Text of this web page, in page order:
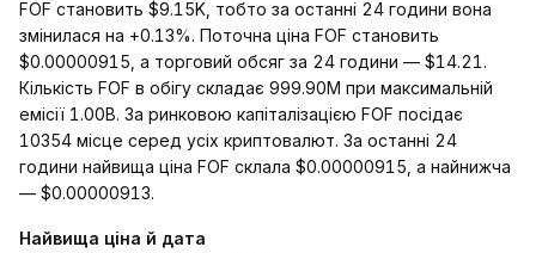
FOF становить $9.15K, тобто за останні 24 години вона
змінилася на +0.13%. Поточна ціна FOF становить
$0.00000915, а торговий обсяг за 24 години — $14.21.
Кількість FOF в обігу складає 999.90M при максимальній
емісії 1.00B. За ринковою капіталізацією FOF посідає
10354 місце серед усіх криптовалют. За останні 24
години найвища ціна FOF склала $0.00000915, а найнижча
— $0.00000913.
Найвища ціна й дата